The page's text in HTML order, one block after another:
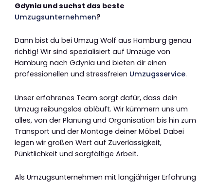
Gdynia und suchst das beste
Umzugsunternehmen?
Dann bist du bei Umzug Wolf aus Hamburg genau
richtig! Wir sind spezialisiert auf Umzüge von
Hamburg nach Gdynia und bieten dir einen
professionellen und stressfreien Umzugsservice.
Unser erfahrenes Team sorgt dafür, dass dein
Umzug reibungslos abläuft. Wir kümmern uns um
alles, von der Planung und Organisation bis hin zum
Transport und der Montage deiner Möbel. Dabei
legen wir großen Wert auf Zuverlässigkeit,
Pünktlichkeit und sorgfältige Arbeit.
Als Umzugsunternehmen mit langjähriger Erfahrung